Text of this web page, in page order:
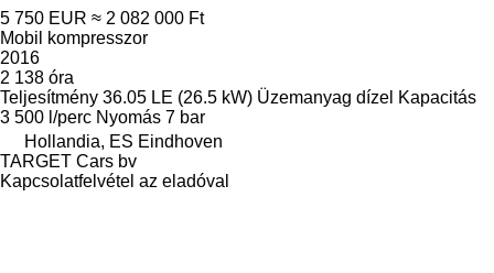
5 750 EUR ≈ 2 082 000 Ft
Mobil kompresszor
2016
2 138 óra
Teljesítmény 36.05 LE (26.5 kW) Üzemanyag dízel Kapacitás
3 500 l/perc Nyomás 7 bar
Hollandia, ES Eindhoven
TARGET Cars bv
Kapcsolatfelvétel az eladóval